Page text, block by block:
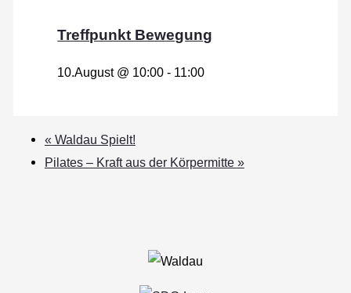
Treffpunkt Bewegung
10.August @ 10:00 - 11:00
« Waldau Spielt!
Pilates – Kraft aus der Körpermitte »